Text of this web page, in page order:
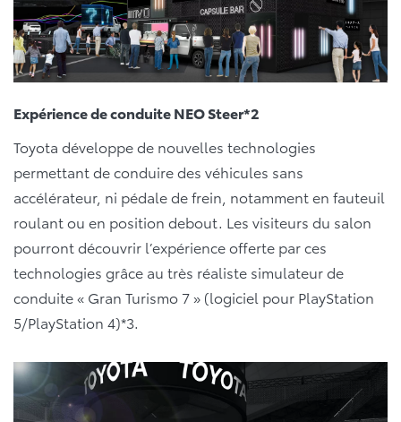
Expérience de conduite NEO Steer*2
Toyota développe de nouvelles technologies
permettant de conduire des véhicules sans
accélérateur, ni pédale de frein, notamment en fauteuil
roulant ou en position debout. Les visiteurs du salon
pourront découvrir l’expérience offerte par ces
technologies grâce au très réaliste simulateur de
conduite « Gran Turismo 7 » (logiciel pour PlayStation
5/PlayStation 4)*3.